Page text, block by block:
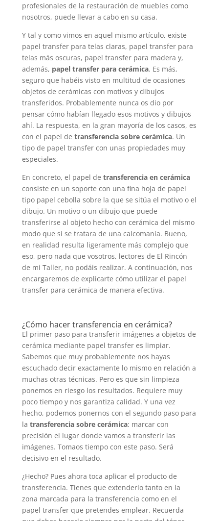
profesionales de la restauración de muebles como
nosotros, puede llevar a cabo en su casa.
Y tal y como vimos en aquel mismo artículo, existe
papel transfer para telas claras, papel transfer para
telas más oscuras, papel transfer para madera y,
además, papel transfer para cerámica. Es más,
seguro que habéis visto en multitud de ocasiones
objetos de cerámicas con motivos y dibujos
transferidos. Probablemente nunca os dio por
pensar cómo habían llegado esos motivos y dibujos
ahí. La respuesta, en la gran mayoría de los casos, es
con el papel de transferencia sobre cerámica. Un
tipo de papel transfer con unas propiedades muy
especiales.
En concreto, el papel de transferencia en cerámica
consiste en un soporte con una fina hoja de papel
tipo papel cebolla sobre la que se sitúa el motivo o el
dibujo. Un motivo o un dibujo que puede
transferirse al objeto hecho con cerámica del mismo
modo que si se tratara de una calcomanía. Bueno,
en realidad resulta ligeramente más complejo que
eso, pero nada que vosotros, lectores de El Rincón
de mi Taller, no podáis realizar. A continuación, nos
encargaremos de explicarte cómo utilizar el papel
transfer para cerámica de manera efectiva.
¿Cómo hacer transferencia en cerámica?
El primer paso para transferir imágenes a objetos de
cerámica mediante papel transfer es limpiar.
Sabemos que muy probablemente nos hayas
escuchado decir exactamente lo mismo en relación a
muchas otras técnicas. Pero es que sin limpieza
ponemos en riesgo los resultados. Requiere muy
poco tiempo y nos garantiza calidad. Y una vez
hecho, podemos ponernos con el segundo paso para
la transferencia sobre cerámica: marcar con
precisión el lugar donde vamos a transferir las
imágenes. Tomaos tiempo con este paso. Será
decisivo en el resultado.
¿Hecho? Pues ahora toca aplicar el producto de
transferencia. Tienes que extenderlo tanto en la
zona marcada para la transferencia como en el
papel transfer que pretendes emplear. Recuerda